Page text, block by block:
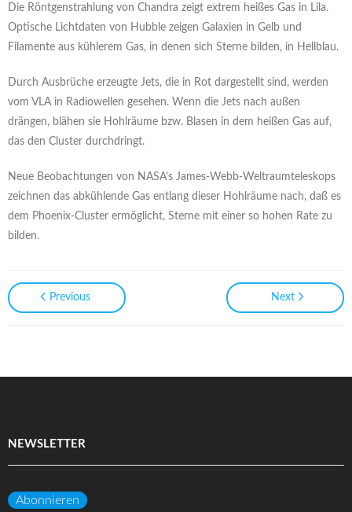
Die Röntgenstrahlung von Chandra zeigt extrem heißes Gas in Lila.
Optische Lichtdaten von Hubble zeigen Galaxien in Gelb und
Filamente aus kühlerem Gas, in denen sich Sterne bilden, in Hellblau.
Durch Ausbrüche erzeugte Jets, die in Rot dargestellt sind, werden
vom VLA in Radiowellen gesehen. Wenn die Jets nach außen
drängen, blähen sie Hohlräume bzw. Blasen in dem heißen Gas auf,
das den Cluster durchdringt.
Neue Beobachtungen von NASA’s James-Webb-Weltraumteleskops
zeichnen das abkühlende Gas entlang dieser Hohlräume nach, daß es
dem Phoenix-Cluster ermöglicht, Sterne mit einer so hohen Rate zu
bilden.
Previous Next
NEWSLETTER
Abonnieren